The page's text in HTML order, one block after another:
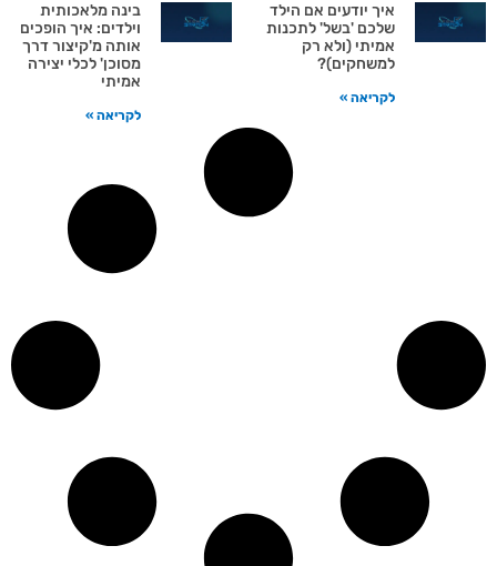
איך יודעים אם הילד
שלכם 'בשל' לתכנות
אמיתי (ולא רק
למשחקים)?
לקריאה »
בינה מלאכותית
וילדים: איך הופכים
אותה מ'קיצור דרך
מסוכן' לכלי יצירה
אמיתי
לקריאה »